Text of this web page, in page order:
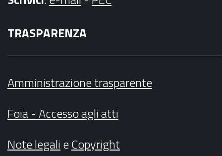
TRASPARENZA
Amministrazione trasparente
Foia - Accesso agli atti
Note legalieCopyright